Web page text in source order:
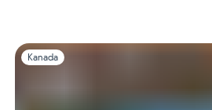
Folie 1 von 1
Kanada